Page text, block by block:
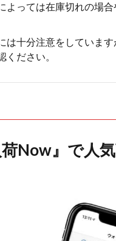
よっては在庫切れの場
は十分注意をしていま
ださい。
Now』で人